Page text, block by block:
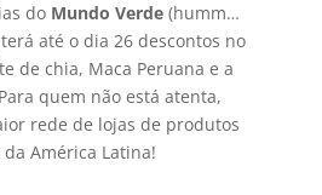
do Mundo Verde(humm…
até o dia 26 descontos no
de chia, Maca Peruana e a
quem não está atenta,
rede de lojas de produtos
América Latina!